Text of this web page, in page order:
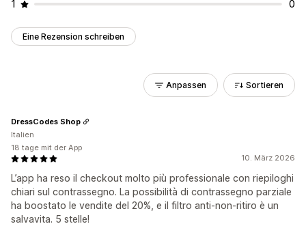
1
0
Eine Rezension schreiben
Anpassen Sortieren
10. März 2026
L’app ha reso il checkout molto più professionale con riepiloghi
chiari sul contrassegno. La possibilità di contrassegno parziale
ha boostato le vendite del 20%, e il filtro anti-non-ritiro è un
salvavita. 5 stelle!
DressCodes Shop
Italien
18 tage mit der App